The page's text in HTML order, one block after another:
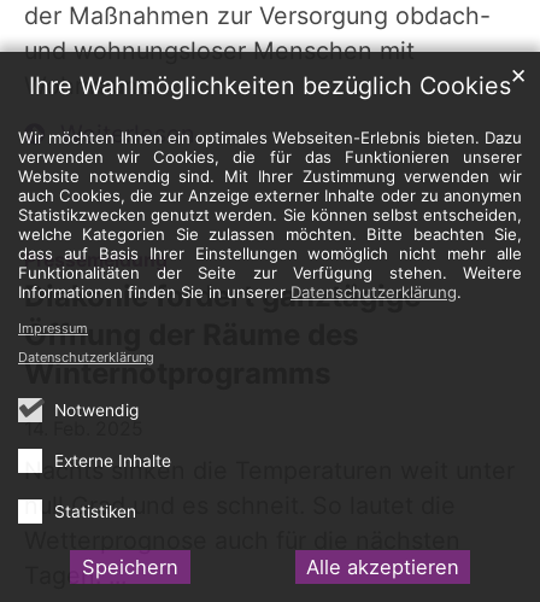
Ihre Wahlmöglichkeiten bezüglich Cookies
Wir möchten Ihnen ein optimales Webseiten-Erlebnis bieten. Dazu
verwenden wir Cookies, die für das Funktionieren unserer
Website notwendig sind. Mit Ihrer Zustimmung verwenden wir
auch Cookies, die zur Anzeige externer Inhalte oder zu anonymen
Statistikzwecken genutzt werden. Sie können selbst entscheiden,
welche Kategorien Sie zulassen möchten. Bitte beachten Sie,
dass auf Basis Ihrer Einstellungen womöglich nicht mehr alle
Funktionalitäten der Seite zur Verfügung stehen. Weitere
Informationen finden Sie in unserer Datenschutzerklärung.
Notwendig
Externe Inhalte
Statistiken
Speichern Alle akzeptieren
✕
Impressum
Datenschutzerklärung
der Maßnahmen zur Versorgung obdach-
und wohnungsloser Menschen mit
Wohnraum.
Weiterlesen
Pressemeldung:
Diakonie fordert ganztägige
Öffnung der Räume des
Winternotprogramms
14. Feb. 2025
Nachts sinken die Temperaturen weit unter
null Grad und es schneit. So lautet die
Tagen. ...